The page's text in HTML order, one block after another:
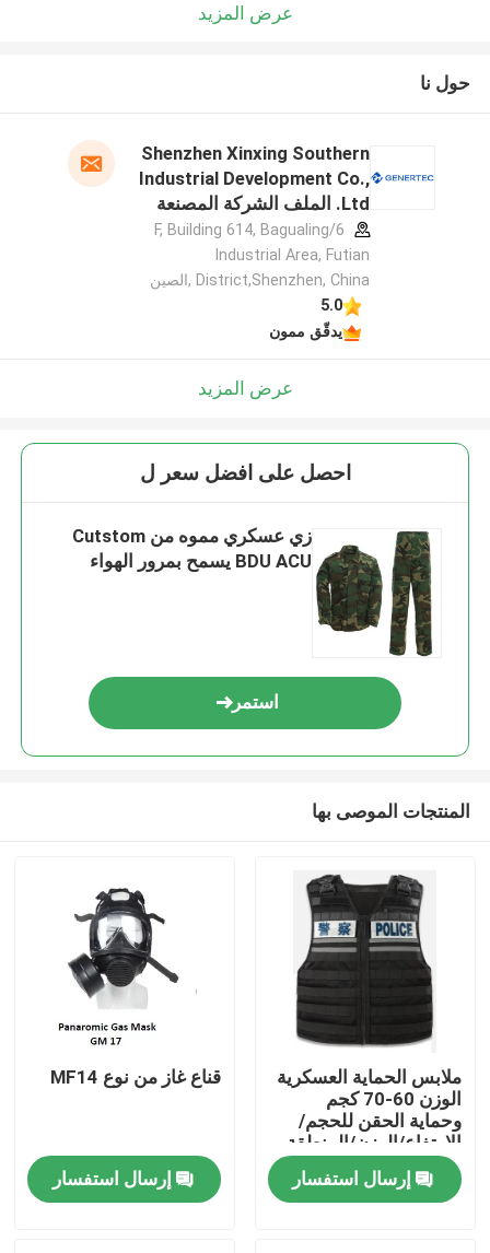
المنزل
عرض المزيد
حول نا
Shenzhen Xinxing Southern
Industrial Development Co.,
Ltd. الملف الشركة المصنعة
6/F, Building 614, Bagualing
Industrial Area, Futian
District,Shenzhen, China ,الصين
5.0
يدقّق ممون
عرض المزيد
احصل على افضل سعر ل
زي عسكري مموه من Cutstom
BDU ACU يسمح بمرور الهواء
استمر
المنتجات الموصى بها
ملابس الحماية العسكرية
الوزن 60-70 كجم
وحماية الحقن للحجم/
الارتفاع/الوزن/المنطقة
الواقية
إرسال استفسار
قناع غاز من نوع MF14
إرسال استفسار